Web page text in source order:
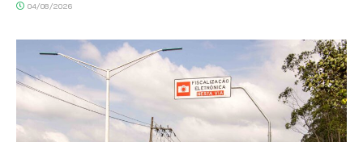
04/08/2026